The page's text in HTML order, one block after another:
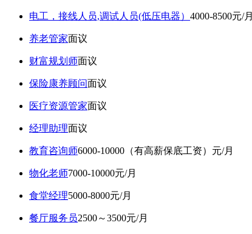
电工，接线人员,调试人员(低压电器） 4000-8500元/月
养老管家面议
财富规划师面议
保险康养顾问面议
医疗资源管家面议
经理助理面议
教育咨询师6000-10000（有高薪保底工资）元/月
物化老师7000-10000元/月
食堂经理5000-8000元/月
餐厅服务员2500～3500元/月